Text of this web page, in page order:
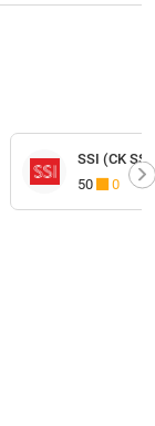
SSI (CK
50
0